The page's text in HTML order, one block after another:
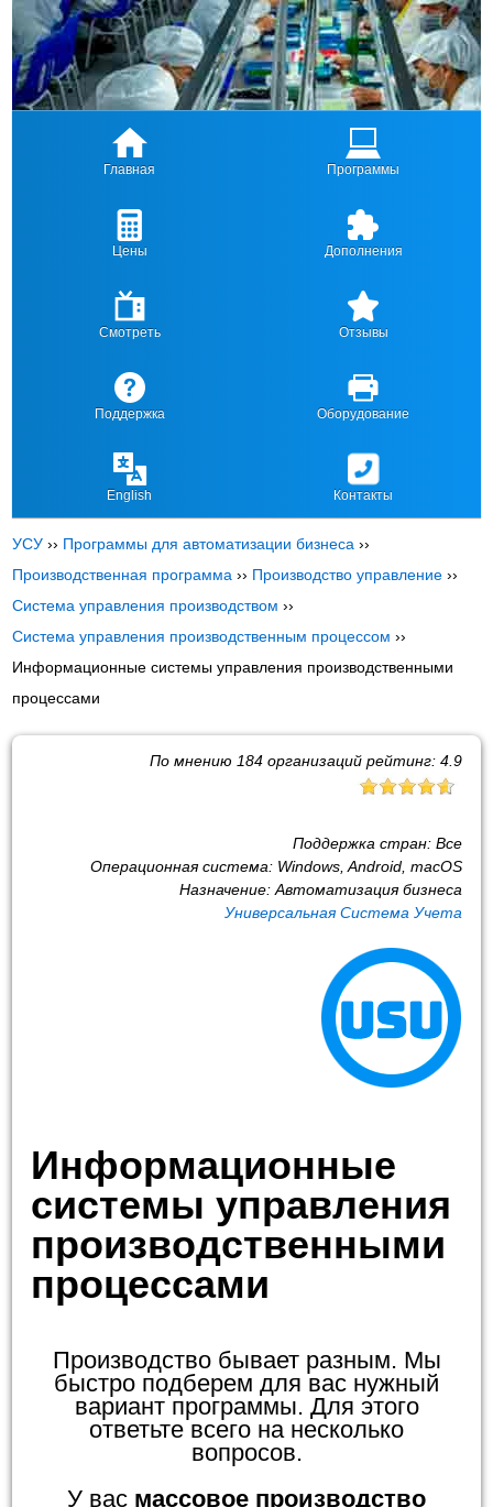
Главная Программы
Цены Дополнения
Смотреть Отзывы
Поддержка Оборудование
English Контакты
УСУ ›› Программы для автоматизации бизнеса ››
Производственная программа ›› Производство управление ››
Система управления производством ››
Система управления производственным процессом ››
Информационные системы управления производственными
процессами
По мнению 184организаций рейтинг: 4.9
Поддержка стран: Все
Операционная система: Windows, Android, macOS
Назначение: Автоматизация бизнеса
Универсальная Система Учета
Информационные
системы управления
производственными
процессами
Производство бывает разным. Мы
быстро подберем для вас нужный
вариант программы. Для этого
ответьте всего на несколько
вопросов.
У вас массовое производство